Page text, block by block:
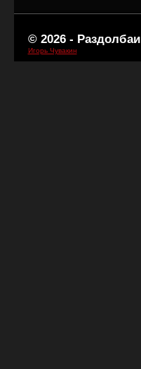
© 2026 - Раздолбаи
Игорь Чувакин